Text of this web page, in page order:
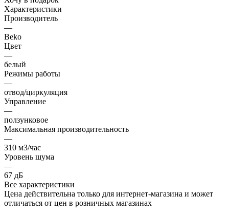
Характеристики
Производитель
—
Beko
Цвет
—
белый
Режимы работы
—
отвод/циркуляция
Управление
—
ползунковое
Максимальная производительность
—
310 м3/час
Уровень шума
—
67 дБ
Все характеристики
Цена действительна только для интернет-магазина и может
отличаться от цен в розничных магазинах